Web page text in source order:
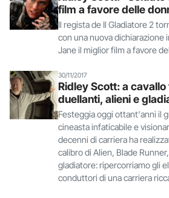
film a favore delle
Il regista de Il Gladiatore 2
con una nuova dichiarazione
Jane il miglior film a favore
30/11/2017
Ridley Scott: a
duellanti, alieni e
Festeggia oggi ottant'anni il
cineasta infaticabile e
decenni di carriera ha
calibro di Alien, Blade
gladiatore: ripercorriamo gli
conduttori di una carriera